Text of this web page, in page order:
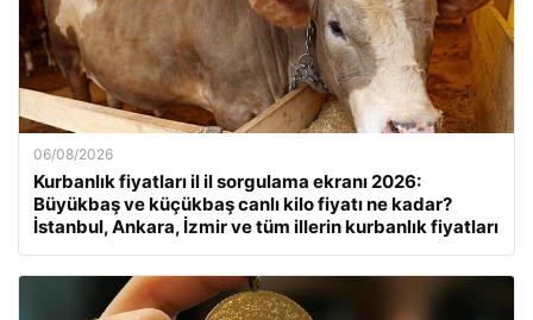
06/08/2026
Kurbanlık fiyatları il il sorgulama ekranı 2026:
Büyükbaş ve küçükbaş canlı kilo fiyatı ne kadar?
İstanbul, Ankara, İzmir ve tüm illerin kurbanlık fiyatları